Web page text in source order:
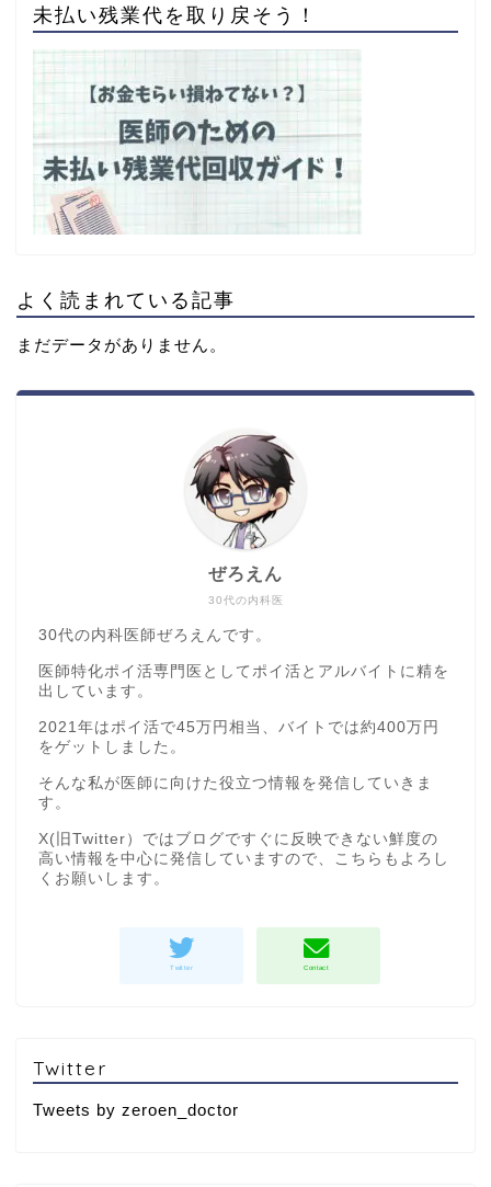
未払い残業代を取り戻そう！
よく読まれている記事
まだデータがありません。
30代の内科医
ぜろえん
30代の内科医師ぜろえんです。
医師特化ポイ活専門医としてポイ活とアルバイトに精を
出しています。
2021年はポイ活で45万円相当、バイトでは約400万円
をゲットしました。
そんな私が医師に向けた役立つ情報を発信していきま
す。
X(旧Twitter）ではブログですぐに反映できない鮮度の
高い情報を中心に発信していますので、こちらもよろし
くお願いします。
Twitter
Tweets by zeroen_doctor